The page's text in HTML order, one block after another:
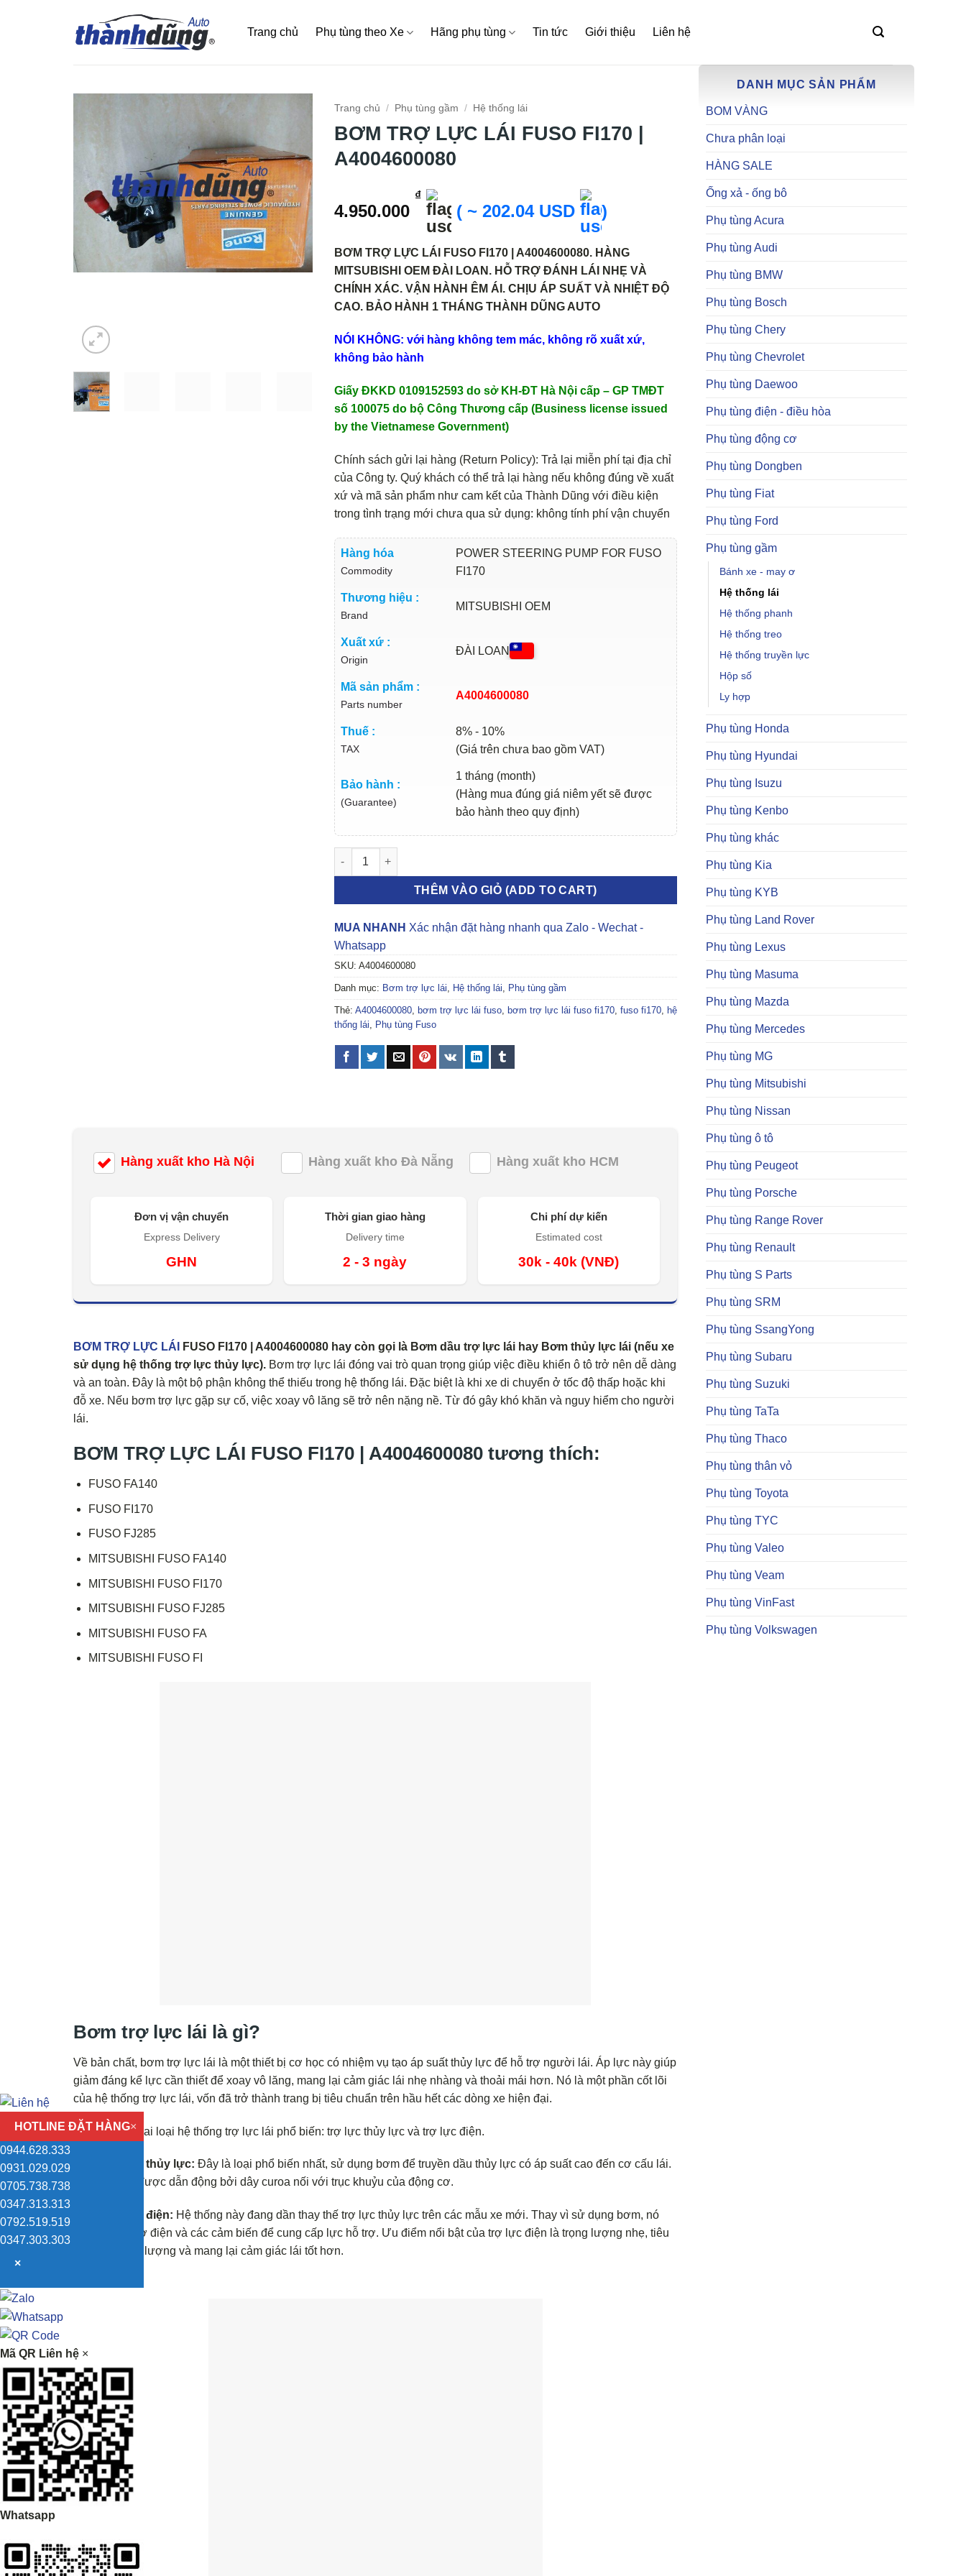
Trang chủ Phụ tùng theo Xe Hãng phụ tùng Tin tức Giới thiệu Liên hệ
DANH MỤC SẢN PHẨM
BOM VÀNG
Chưa phân loại
HÀNG SALE
Ống xả - ống bô
Phụ tùng Acura
Phụ tùng Audi
Phụ tùng BMW
Phụ tùng Bosch
Phụ tùng Chery
Phụ tùng Chevrolet
Phụ tùng Daewoo
Phụ tùng điện - điều hòa
Phụ tùng động cơ
Phụ tùng Dongben
Phụ tùng Fiat
Phụ tùng Ford
Phụ tùng gầm
Bánh xe - may ơ
Hệ thống lái
Hệ thống phanh
Hệ thống treo
Hệ thống truyền lực
Hộp số
Ly hợp
Phụ tùng Honda
Phụ tùng Hyundai
Phụ tùng Isuzu
Phụ tùng Kenbo
Phụ tùng khác
Phụ tùng Kia
Phụ tùng KYB
Phụ tùng Land Rover
Phụ tùng Lexus
Phụ tùng Masuma
Phụ tùng Mazda
Phụ tùng Mercedes
Phụ tùng MG
Phụ tùng Mitsubishi
Phụ tùng Nissan
Phụ tùng ô tô
Phụ tùng Peugeot
Phụ tùng Porsche
Phụ tùng Range Rover
Phụ tùng Renault
Phụ tùng S Parts
Phụ tùng SRM
Phụ tùng SsangYong
Phụ tùng Subaru
Phụ tùng Suzuki
Phụ tùng TaTa
Phụ tùng Thaco
Phụ tùng thân vỏ
Phụ tùng Toyota
Phụ tùng TYC
Phụ tùng Valeo
Phụ tùng Veam
Phụ tùng VinFast
Phụ tùng Volkswagen
Trang chủ / Phụ tùng gầm / Hệ thống lái
BƠM TRỢ LỰC LÁI FUSO FI170 |
A4004600080
4.950.000
₫
( ~ 202.04 USD )
BƠM TRỢ LỰC LÁI FUSO FI170 | A4004600080. HÀNG
MITSUBISHI OEM ĐÀI LOAN. HỖ TRỢ ĐÁNH LÁI NHẸ VÀ
CHÍNH XÁC. VẬN HÀNH ÊM ÁI. CHỊU ÁP SUẤT VÀ NHIỆT ĐỘ
CAO. BẢO HÀNH 1 THÁNG THÀNH DŨNG AUTO
NÓI KHÔNG: với hàng không tem mác, không rõ xuất xứ,
không bảo hành
Giấy ĐKKD 0109152593 do sở KH-ĐT Hà Nội cấp – GP TMĐT
số 100075 do bộ Công Thương cấp (Business license issued
by the Vietnamese Government)
Chính sách gửi lại hàng (Return Policy): Trả lại miễn phí tại địa chỉ
của Công ty. Quý khách có thể trả lại hàng nếu không đúng về xuất
xứ và mã sản phẩm như cam kết của Thành Dũng với điều kiện
trong tình trạng mới chưa qua sử dụng: không tính phí vận chuyển
Hàng hóa
Commodity
POWER STEERING PUMP FOR FUSO
FI170
Thương hiệu :
Brand
MITSUBISHI OEM
Xuất xứ :
Origin
ĐÀI LOAN
Mã sản phẩm :
Parts number
A4004600080
Thuế :
TAX
8% - 10%
(Giá trên chưa bao gồm VAT)
Bảo hành :
(Guarantee)
1 tháng (month)
(Hàng mua đúng giá niêm yết sẽ được
bảo hành theo quy định)
BƠM TRỢ LỰC LÁI FUSO FI170 | A4004600080 số lượng
THÊM VÀO GIỎ (ADD TO CART)
MUA NHANH Xác nhận đặt hàng nhanh qua Zalo - Wechat -
Whatsapp
SKU: A4004600080
Danh mục: Bơm trợ lực lái, Hệ thống lái, Phụ tùng gầm
Thẻ: A4004600080, bơm trợ lực lái fuso, bơm trợ lực lái fuso fi170, fuso fi170, hệ
thống lái, Phụ tùng Fuso
Hàng xuất kho Hà Nội Hàng xuất kho Đà Nẵng Hàng xuất kho HCM
Đơn vị vận chuyển
Express Delivery
GHN
Thời gian giao hàng
Delivery time
2 - 3 ngày
Chi phí dự kiến
Estimated cost
30k - 40k (VNĐ)
BƠM TRỢ LỰC LÁI
FUSO FI170 | A4004600080 hay còn gọi là Bơm dầu trợ lực lái hay Bơm thủy lực lái (nếu xe
sử dụng hệ thống trợ lực thủy lực). Bơm trợ lực lái đóng vai trò quan trọng giúp việc điều khiển ô tô trở nên dễ dàng
và an toàn. Đây là một bộ phận không thể thiếu trong hệ thống lái. Đặc biệt là khi xe di chuyển ở tốc độ thấp hoặc khi
đỗ xe. Nếu bơm trợ lực gặp sự cố, việc xoay vô lăng sẽ trở nên nặng nề. Từ đó gây khó khăn và nguy hiểm cho người
lái.
BƠM TRỢ LỰC LÁI FUSO FI170 | A4004600080 tương thích:
FUSO FA140
FUSO FI170
FUSO FJ285
MITSUBISHI FUSO FA140
MITSUBISHI FUSO FI170
MITSUBISHI FUSO FJ285
MITSUBISHI FUSO FA
MITSUBISHI FUSO FI
Bơm trợ lực lái là gì?
Về bản chất, bơm trợ lực lái là một thiết bị cơ học có nhiệm vụ tạo áp suất thủy lực để hỗ trợ người lái. Áp lực này giúp
giảm đáng kể lực cần thiết để xoay vô lăng, mang lại cảm giác lái nhẹ nhàng và thoải mái hơn. Nó là một phần cốt lõi
của hệ thống trợ lực lái, vốn đã trở thành trang bị tiêu chuẩn trên hầu hết các dòng xe hiện đại.
Hiện nay có hai loại hệ thống trợ lực lái phổ biến: trợ lực thủy lực và trợ lực điện.
Trợ lực lái thủy lực: Đây là loại phổ biến nhất, sử dụng bơm để truyền dầu thủy lực có áp suất cao đến cơ cấu lái.
Bơm này được dẫn động bởi dây curoa nối với trục khuỷu của động cơ.
Trợ lực lái điện: Hệ thống này đang dần thay thế trợ lực thủy lực trên các mẫu xe mới. Thay vì sử dụng bơm, nó
dùng mô-tơ điện và các cảm biến để cung cấp lực hỗ trợ. Ưu điểm nổi bật của trợ lực điện là trọng lượng nhẹ, tiêu
thụ ít năng lượng và mang lại cảm giác lái tốt hơn.
HOTLINE ĐẶT HÀNG×
0944.628.333
0931.029.029
0705.738.738
0347.313.313
0792.519.519
0347.303.303
×
Mã QR Liên hệ ×
Whatsapp